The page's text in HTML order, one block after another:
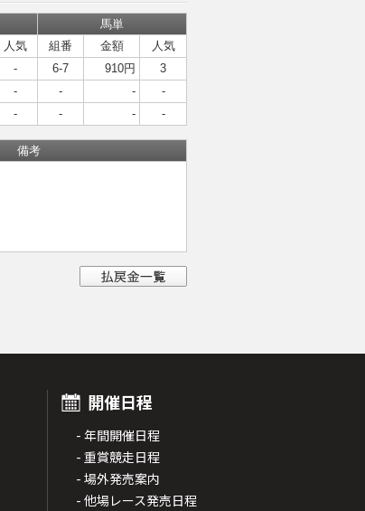
馬単
人気 組番 金額
人気
- 6-7 910円
3
- - -
-
- - - -
備考
開催日程
- 年間開催日程
- 重賞競走日程
- 場外発売案内
- 他場レース発売日程